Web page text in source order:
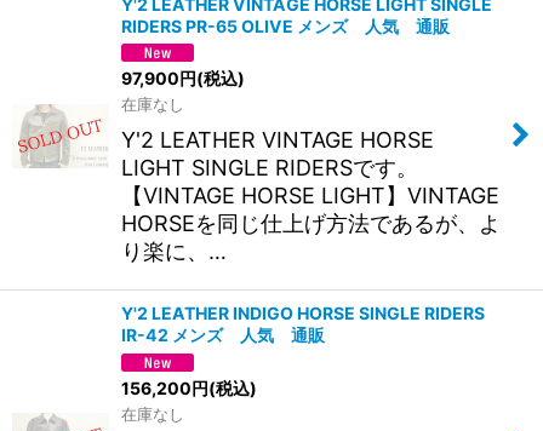
RIDERS PR-65 OLIVE メンズ 人気 通販
97,900 円(税込)
在庫なし
Y'2 LEATHER VINTAGE HORSE
LIGHT SINGLE RIDERSです。
【VINTAGE HORSE LIGHT】VINTAGE
HORSEを同じ仕上げ方法であるが、よ
り楽に、…
Y'2 LEATHER INDIGO HORSE SINGLE RIDERS
IR-42 メンズ 人気 通販
156,200円(税込)
在庫なし